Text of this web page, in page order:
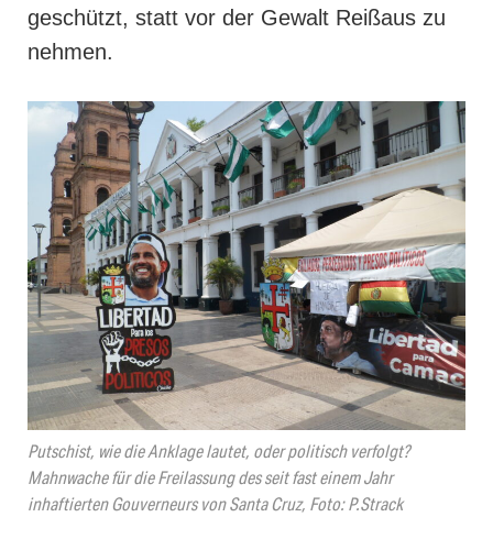
geschützt, statt vor der Gewalt Reißaus zu
nehmen.
Putschist, wie die Anklage lautet, oder politisch verfolgt?
Mahnwache für die Freilassung des seit fast einem Jahr
inhaftierten Gouverneurs von Santa Cruz, Foto: P.Strack